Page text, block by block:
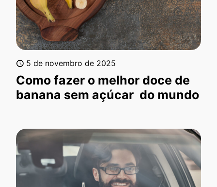
5 de novembro de 2025
Como fazer o melhor doce de
banana sem açúcar do mundo